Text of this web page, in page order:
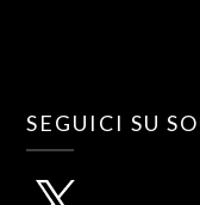
SEGUICI SU